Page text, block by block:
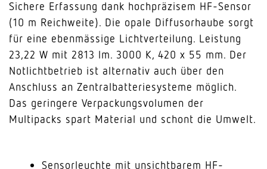
Sichere Erfassung dank hochpräzisem HF-Sensor
(10 m Reichweite). Die opale Diffusorhaube sorgt
für eine ebenmässige Lichtverteilung. Leistung
23,22 W mit 2813 lm. 3000 K, 420 x 55 mm. Der
Notlichtbetrieb ist alternativ auch über den
Anschluss an Zentralbatteriesysteme möglich.
Das geringere Verpackungsvolumen der
Multipacks spart Material und schont die Umwelt.
Sensorleuchte mit unsichtbarem HF-